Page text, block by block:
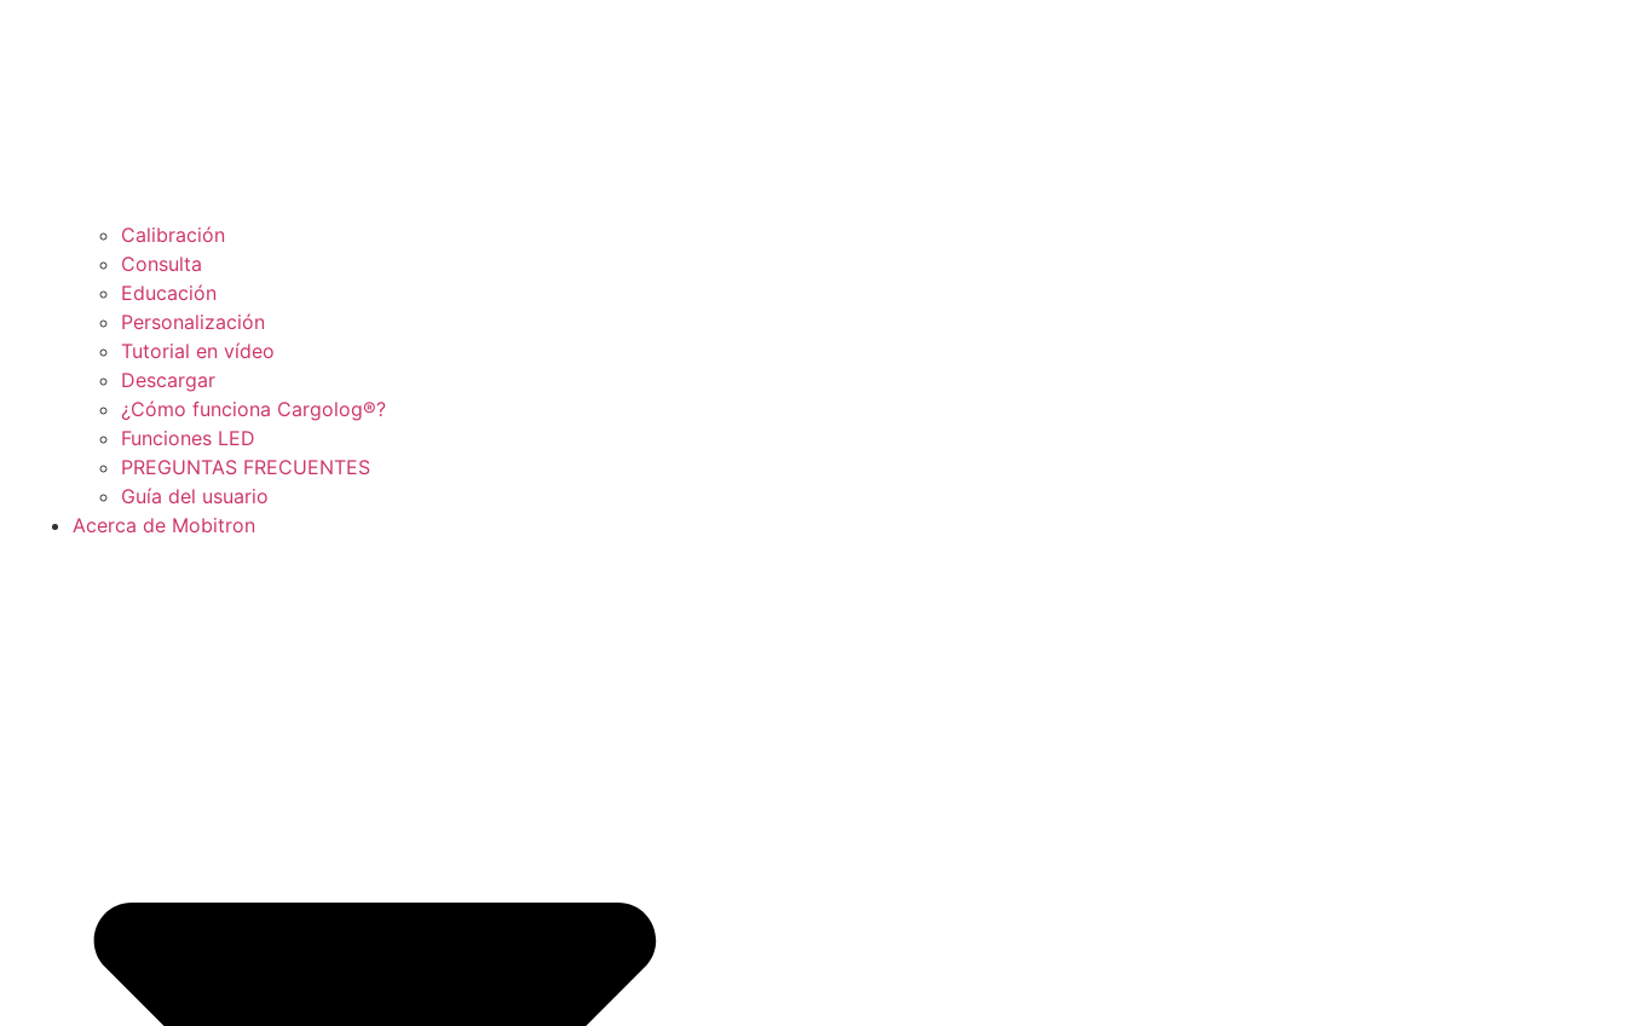
Calibración
Consulta
Educación
Personalización
Tutorial en vídeo
Descargar
¿Cómo funciona Cargolog®?
Funciones LED
PREGUNTAS FRECUENTES
Guía del usuario
Acerca de Mobitron